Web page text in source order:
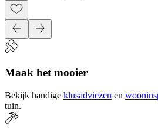
Maak het mooier
Bekijk handige klusadviezen en
tuin.